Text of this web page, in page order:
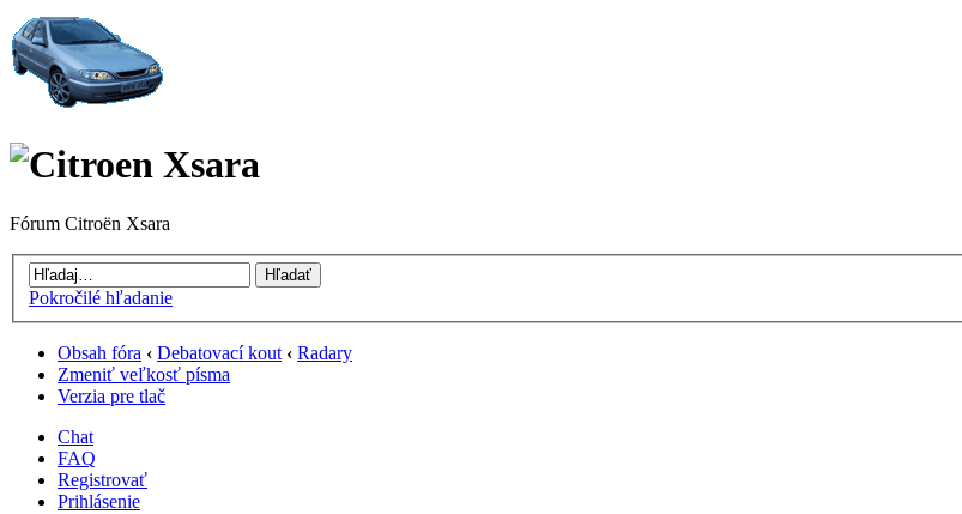
Fórum Citroën Xsara
Pokročilé hľadanie
Obsah fóra ‹ Debatovací kout ‹ Radary
Zmeniť veľkosť písma
Verzia pre tlač
Chat
FAQ
Registrovať
Prihlásenie